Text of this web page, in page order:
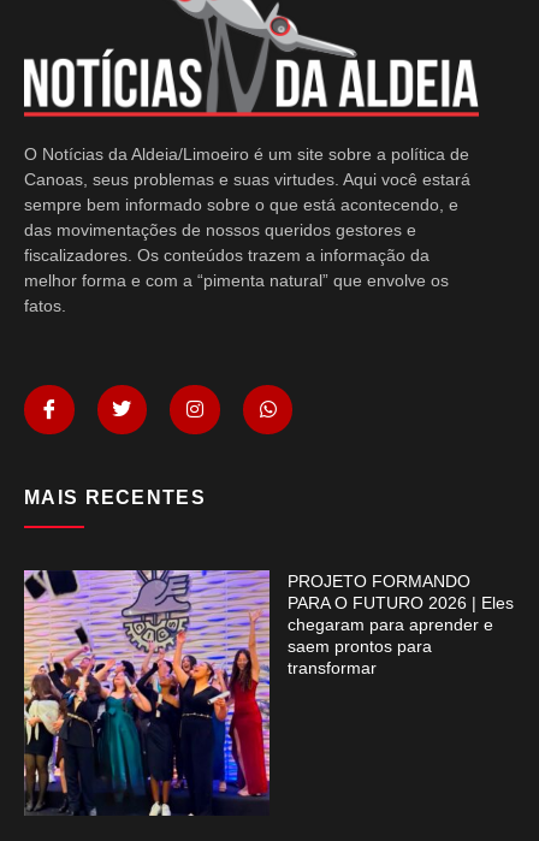
O Notícias da Aldeia/Limoeiro é um site sobre a política de
Canoas, seus problemas e suas virtudes. Aqui você estará
sempre bem informado sobre o que está acontecendo, e
das movimentações de nossos queridos gestores e
fiscalizadores. Os conteúdos trazem a informação da
melhor forma e com a “pimenta natural” que envolve os
fatos.
MAIS RECENTES
PROJETO FORMANDO
PARA O FUTURO 2026 | Eles
chegaram para aprender e
saem prontos para
transformar